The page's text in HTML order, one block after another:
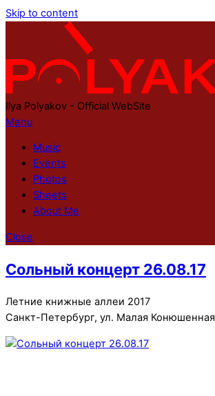
Skip to content
Ilya Polyakov - Official WebSite
Menu
Music
Events
Photos
Sheets
About Me
Close
Сольный концерт 26.08.17
Летние книжные аллеи 2017
Санкт-Петербург, ул. Малая Конюшенная